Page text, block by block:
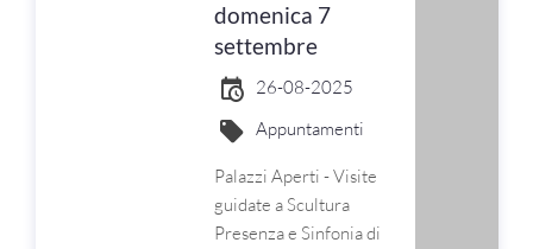
domenica 7
settembre
26-08-2025
Appuntamenti
Palazzi Aperti - Visite
guidate a Scultura
Presenza e Sinfonia di